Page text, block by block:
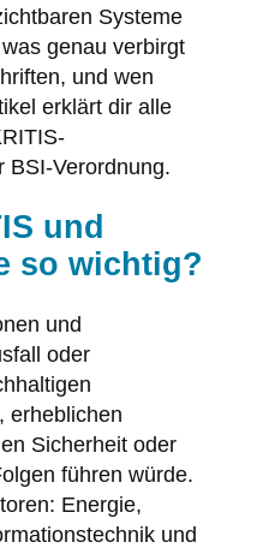
Systeme
genau verbirgt
und wen
erklärt dir alle
BSI-Verordnung.
und
so wichtig?
und
oder
erheblichen
Sicherheit oder
führen würde.
Energie,
und